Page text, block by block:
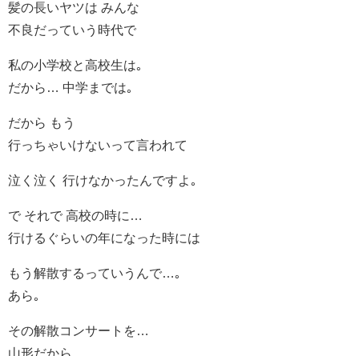
髪の長いヤツは みんな
不良だっていう時代で
私の小学校と高校生は｡
だから… 中学までは｡
だから もう
行っちゃいけないって言われて
泣く泣く 行けなかったんですよ｡
で それで 高校の時に…
行けるぐらいの年になった時には
もう解散するっていうんで…｡
あら｡
その解散コンサートを…
山形だから